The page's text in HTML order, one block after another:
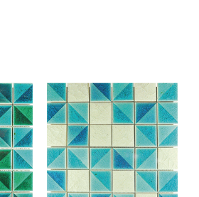
, TRIANGULAR , CONVEX